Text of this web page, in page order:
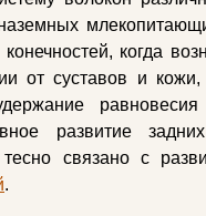
когда
от суставов и кожи,
развитие
связано с
.